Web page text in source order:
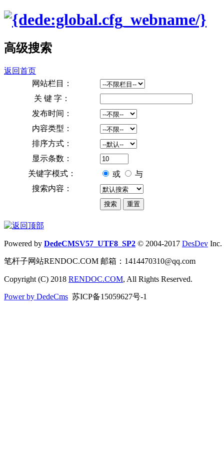
高级搜索
返回首页
网站栏目：
关 键 字：
发布时间：
内容类型：
排序方式：
显示条数：
关键字模式：
或
与
搜索内容：
Powered by DedeCMSV57_UTF8_SP2 © 2004-2017 DesDev Inc.
笔杆子网站RENDOC.COM 邮箱：1414470310@qq.com
Copyright (C) 2018 RENDOC.COM, All Rights Reserved.
Power by DedeCms 苏ICP备15059627号-1